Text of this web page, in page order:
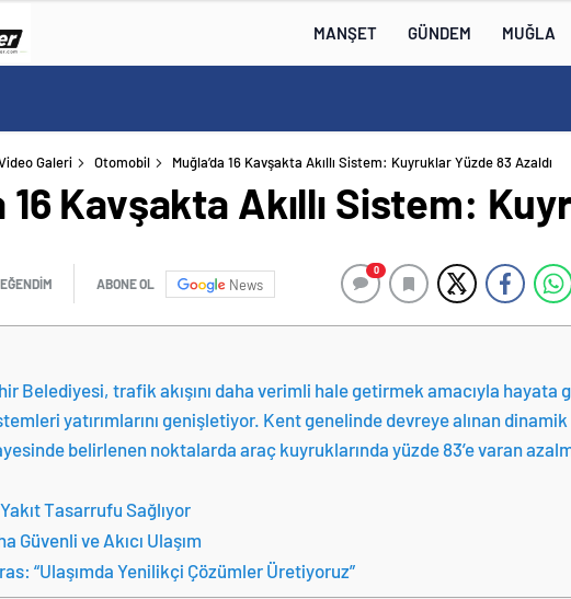
MANŞET GÜNDEM MUĞLA
Galeri Otomobil Muğla’da 16 Kavşakta Akıllı Sistem: Kuyruklar Yüzde 83 Azaldı
16 Kavşakta Akıllı Sistem:
ABONE OL News
0
Belediyesi, trafik akışını daha verimli hale getirmek amacıyla hayata
yatırımlarını genişletiyor. Kent genelinde devreye alınan
belirlenen noktalarda araç kuyruklarında yüzde 83’e varan
Tasarrufu Sağlıyor
Güvenli ve Akıcı Ulaşım
“Ulaşımda Yenilikçi Çözümler Üretiyoruz”